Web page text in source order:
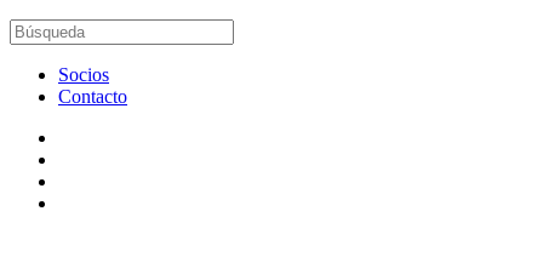
Socios
Contacto